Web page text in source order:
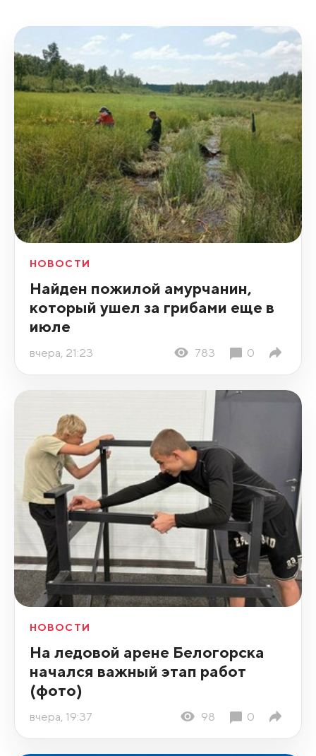
НОВОСТИ
Найден пожилой амурчанин,
который ушел за грибами еще в
июле
вчера, 21:23 783 0
НОВОСТИ
На ледовой арене Белогорска
начался важный этап работ
(фото)
вчера, 19:37 98 0